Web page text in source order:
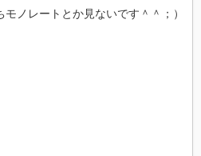
ノレートとか見ないです＾＾；）